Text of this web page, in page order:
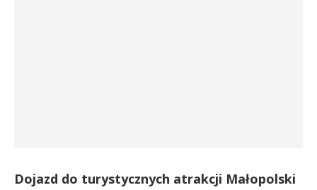
Dojazd do turystycznych atrakcji Małopolski